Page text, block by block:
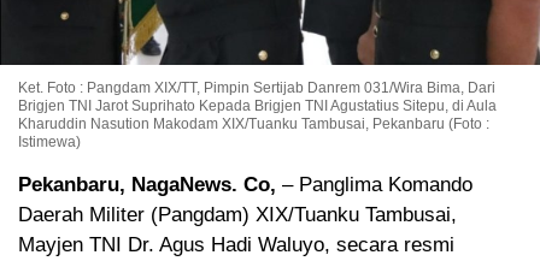
Ket. Foto : Pangdam XIX/TT, Pimpin Sertijab Danrem 031/Wira Bima, Dari
Brigjen TNI Jarot Suprihato Kepada Brigjen TNI Agustatius Sitepu, di Aula
Kharuddin Nasution Makodam XIX/Tuanku Tambusai, Pekanbaru (Foto :
Istimewa)
Pekanbaru, NagaNews. Co, – Panglima Komando
Daerah Militer (Pangdam) XIX/Tuanku Tambusai,
Mayjen TNI Dr. Agus Hadi Waluyo, secara resmi